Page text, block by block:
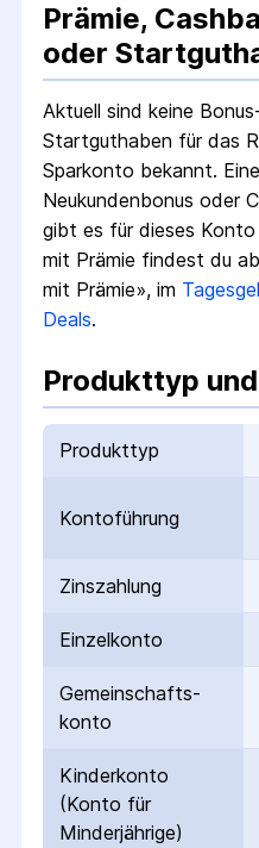
Prämie,
oder
Aktuell sind keine
Startguthaben für das
Sparkonto bekannt.
Neukundenbonus oder
gibt es für dieses
mit Prämie findest du
mit Prämie», im
Deals.
Produkttyp
Produkttyp
Kontoführung
Zinszahlung
Einzelkonto
Gemeinschafts­
konto
Kinderkonto
(Konto für
Minderjährige)